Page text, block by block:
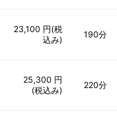
23,100 円(税
込み)
190分
25,300 円
(税込み)
220分